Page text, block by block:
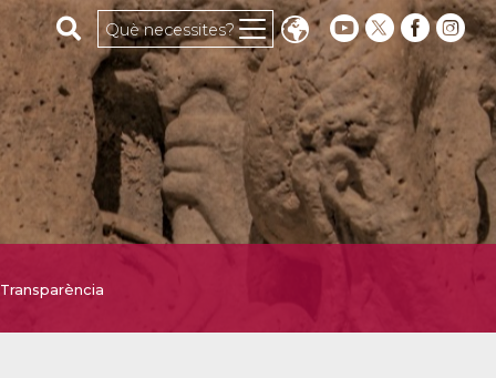
Cerca al web
Què necessites?
Transparència